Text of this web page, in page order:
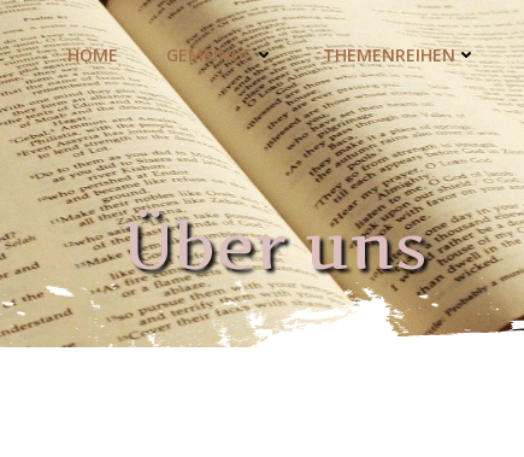
HOME GEMEINDE THEMENREIHEN
Über uns